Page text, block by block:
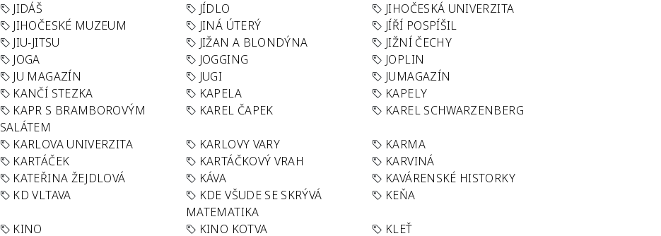
JIDÁŠ JÍDLO
JIHOČESKÁ UNIVERZITA
JIHOČESKÉ MUZEUM JINÁ ÚTERÝ
JÍŘÍ POSPÍŠIL
JIU-JITSU JIŽAN A BLONDÝNA
JIŽNÍ ČECHY
JOGA JOGGING
JOPLIN
JU MAGAZÍN JUGI
JUMAGAZÍN
KANČÍ STEZKA KAPELA
KAPELY
KAPR S BRAMBOROVÝM
SALÁTEM
KAREL ČAPEK KAREL SCHWARZENBERG
KARLOVA UNIVERZITA KARLOVY VARY
KARMA
KARTÁČEK KARTÁČKOVÝ VRAH
KARVINÁ
KATEŘINA ŽEJDLOVÁ KÁVA
KAVÁRENSKÉ HISTORKY
KD VLTAVA
KDE VŠUDE SE SKRÝVÁ
MATEMATIKA
KEŇA
KINO KINO KOTVA KLEŤ